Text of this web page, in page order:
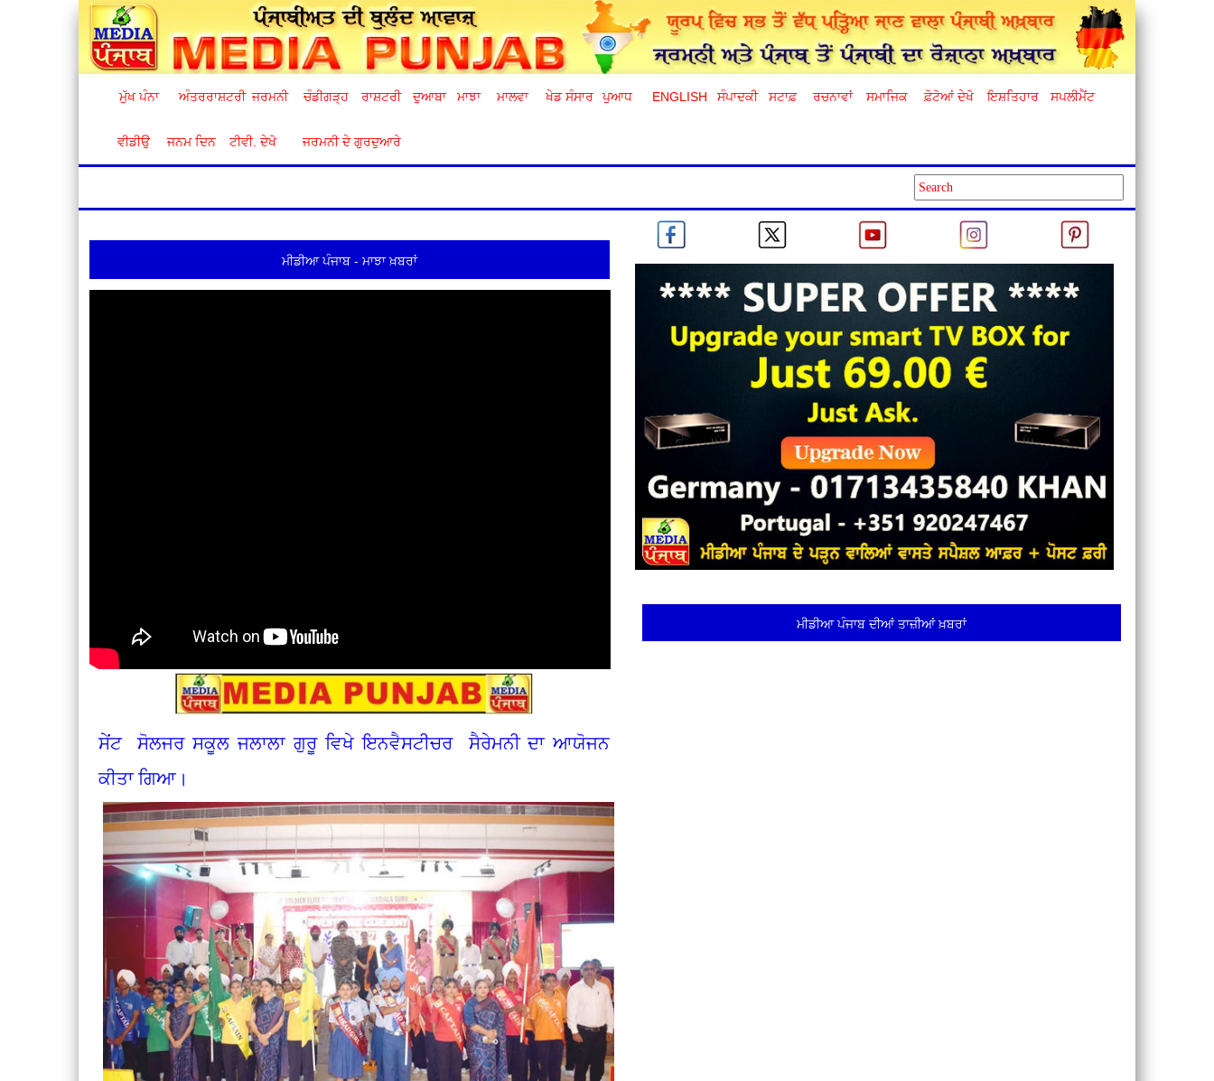
ਮੁੱਖ ਪੰਨਾ ਅੰਤਰਰਾਸ਼ਟਰੀ ਜਰਮਨੀ ਚੰਡੀਗੜ੍ਹ ਰਾਸ਼ਟਰੀ ਦੁਆਬਾ ਮਾਝਾ ਮਾਲਵਾ ਖੇਡ ਸੰਸਾਰ ਪੁਆਧ ENGLISH ਸੰਪਾਦਕੀ ਸਟਾਫ਼ ਰਚਨਾਵਾਂ ਸਮਾਜਿਕ ਫ਼ੋਟੋਆਂ ਦੇਖੋ ਇਸ਼ਤਿਹਾਰ ਸਪਲੀਮੈਂਟ
ਵੀਡੀਉ ਜਨਮ ਦਿਨ ਟੀਵੀ. ਦੇਖੋ ਜਰਮਨੀ ਦੇ ਗੁਰਦੁਆਰੇ
ਮੀਡੀਆ ਪੰਜਾਬ - ਮਾਝਾ ਖ਼ਬਰਾਂ
ਸੇਂਟ ਸੋਲਜਰ ਸਕੂਲ ਜਲਾਲਾ ਗੁਰੂ ਵਿਖੇ ਇਨਵੈਸਟੀਚਰ ਸੈਰੇਮਨੀ ਦਾ ਆਯੋਜਨ
ਕੀਤਾ ਗਿਆ।
ਮੀਡੀਆ ਪੰਜਾਬ ਦੀਆਂ ਤਾਜ਼ੀਆਂ ਖ਼ਬਰਾਂ